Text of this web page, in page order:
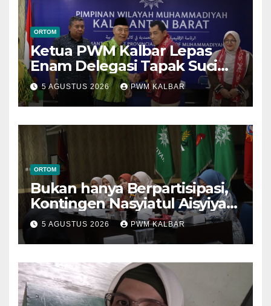
ORTOM
Ketua PWM Kalbar Lepas
Enam Delegasi Tapak Suci
Menuju Muktamar XVI di
Semarang
5 AGUSTUS 2026 PWM KALBAR
ORTOM
Bukan hanya Berpartisipasi,
Kontingen Nasyiatul Aisyiyah
Kalbar Perjuangkan Program
di Muktamar XV
5 AGUSTUS 2026 PWM KALBAR